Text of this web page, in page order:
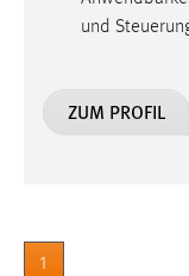
und
ZUM PROFIL
1